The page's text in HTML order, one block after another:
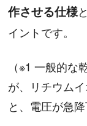
作させる仕様
イントです。
（※1 一般的
が、リチウム
と、電圧が急